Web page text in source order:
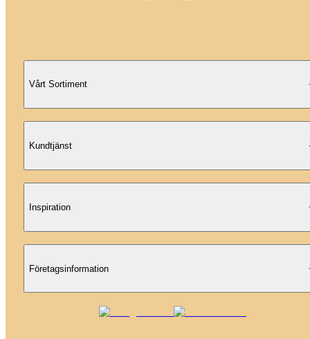
Vårt Sortiment
Kundtjänst
Inspiration
Företagsinformation